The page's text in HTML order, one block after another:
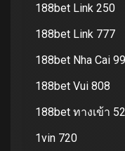
188bet Link 250
188bet Link 777
188bet Nha Cai
188bet Vui 808
188bet ทางเข้า
1vin 720